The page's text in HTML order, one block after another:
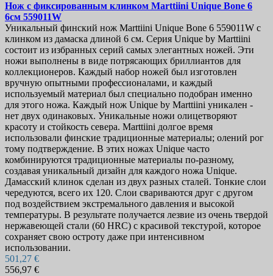
Нож с фиксированным клинком Marttiini Unique Bone 6
6см 559011W
Уникальный финский нож Marttiini Unique Bone 6 559011W с
клинком из дамаска длиной 6 см. Серия Unique by Marttiini
состоит из избранных серий самых элегантных ножей. Эти
ножи выполнены в виде потрясающих бриллиантов для
коллекционеров. Каждый набор ножей был изготовлен
вручную опытными профессионалами, и каждый
используемый материал был специально подобран именно
для этого ножа. Каждый нож Unique by Marttiini уникален -
нет двух одинаковых. Уникальные ножи олицетворяют
красоту и стойкость севера. Marttiini долгое время
использовали финские традиционные материалы; олений рог
тому подтверждение. В этих ножах Unique часто
комбинируются традиционные материалы по-разному,
создавая уникальный дизайн для каждого ножа Unique.
Дамасский клинок сделан из двух разных сталей. Тонкие слои
чередуются, всего их 120. Слои свариваются друг с другом
под воздействием экстремального давления и высокой
температуры. В результате получается лезвие из очень твердой
нержавеющей стали (60 HRC) с красивой текстурой, которое
сохраняет свою остроту даже при интенсивном
использовании.
501,27 €
556,97 €